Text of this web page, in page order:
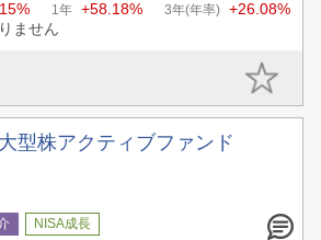
1年 +58.18% 3年(年率) +26.08%
ません
型株アクティブファンド